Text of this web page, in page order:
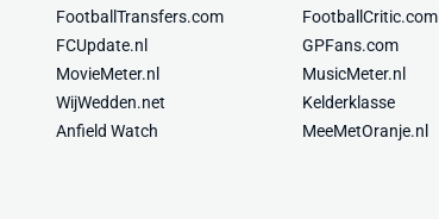
FootballTransfers.com
FootballCritic.com
FCUpdate.nl
GPFans.com
MovieMeter.nl
MusicMeter.nl
WijWedden.net
Kelderklasse
Anfield Watch
MeeMetOranje.nl